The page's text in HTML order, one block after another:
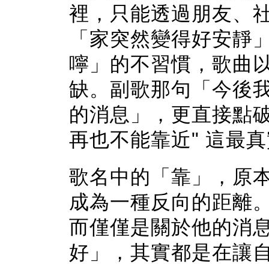
裡，只能透過朋友、
「家突然變得好安靜
嚀」的不習慣，歌曲
缺。副歌那句「今後
的消息」，更直接點
再也不能靠近" 這最
歌名中的「靠」，原
成為一種反向的距離
而僅僅是關於他的消
好」，其實都是在讓